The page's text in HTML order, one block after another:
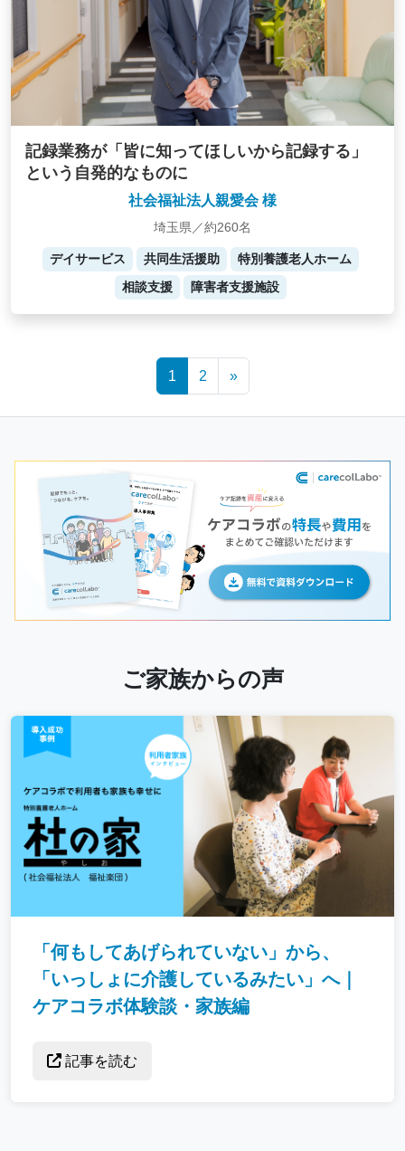
記録業務が「皆に知ってほしいから記録する」
という自発的なものに
社会福祉法人親愛会 様
埼玉県／約260名
デイサービス 共同生活援助
特別養護老人ホーム
相談支援
障害者支援施設
1 2 »
ご家族からの声
「何もしてあげられていない」から、
「いっしょに介護しているみたい」へ｜
ケアコラボ体験談・家族編
記事を読む